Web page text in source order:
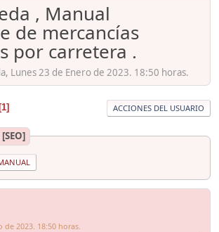
, Manual
de mercancías
por carretera .
Lunes 23 de Enero de 2023. 18:50 horas.
1 ACCIONES DEL USUARIO
de 2023. 18:50 horas.